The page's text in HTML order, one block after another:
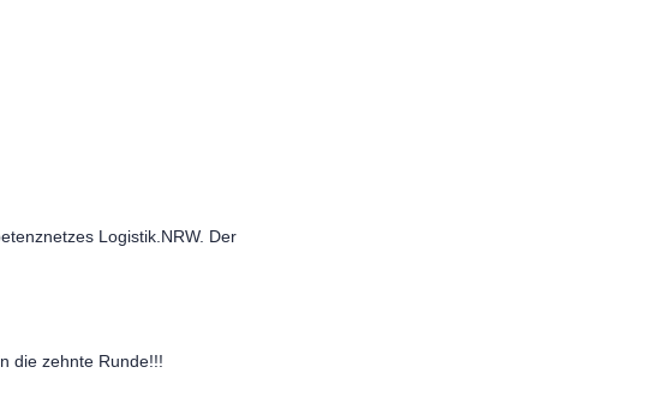
Logistik.NRW. Der
die zehnte Runde!!!